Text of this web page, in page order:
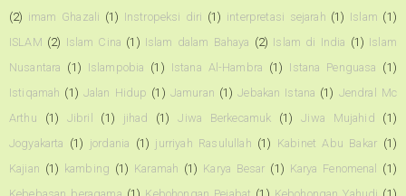
(2) imam Ghazali (1) Instropeksi diri (1) interpretasi sejarah (1) Islam (1)
ISLAM (2) Islam Cina (1) Islam dalam Bahaya (2) Islam di India (1) Islam
Nusantara (1) Islampobia (1) Istana Al-Hambra (1) Istana Penguasa (1)
Istiqamah (1) Jalan Hidup (1) Jamuran (1) Jebakan Istana (1) Jendral Mc
Arthu
(1) Jibril (1) jihad (1) Jiwa Berkecamuk (1) Jiwa Mujahid
(1)
Jogyakarta (1) jordania (1) jurriyah Rasulullah (1) Kabinet Abu Bakar (1)
Kajian (1) kambing (1) Karamah (1) Karya Besar (1) Karya Fenomenal
(1)